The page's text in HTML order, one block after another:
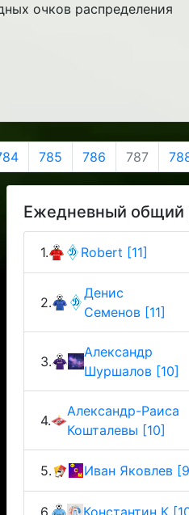
очков распределения
785 786 787
Ежедневный общий
1. Robert [11]
2.
Денис
Семенов [11]
3.
Александр
Шуршалов [10]
4.
Александр-Раиса
Кошталевы [10]
5. Иван Яковлев
6. Константин К